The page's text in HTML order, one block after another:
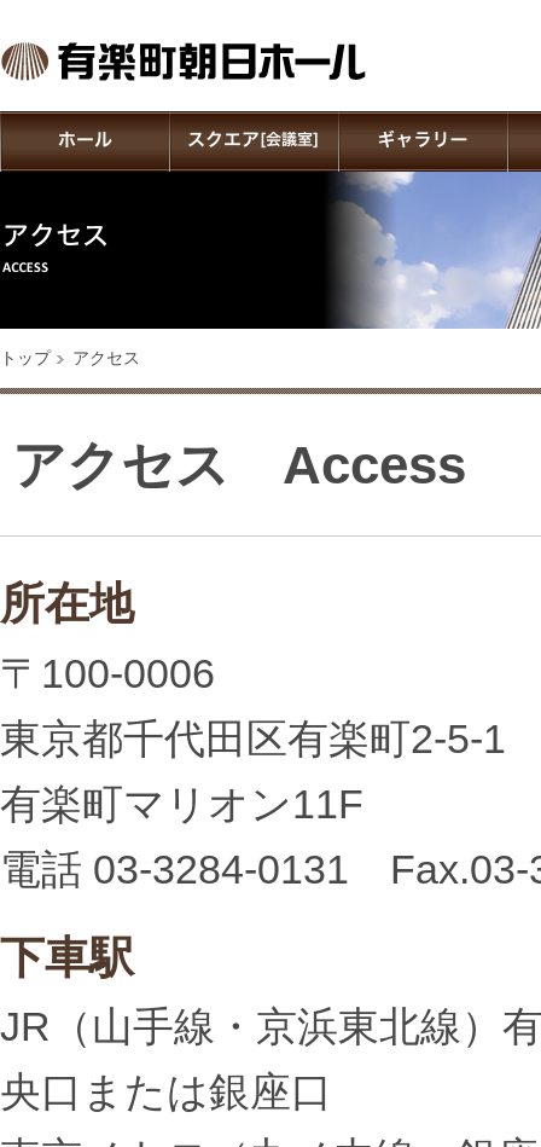
トップ アクセス
アクセス Access
所在地
〒100-0006
東京都千代田区有楽町2-5-1
有楽町マリオン11F
電話 03-3284-0131 Fax.03-
下車駅
JR（山手線・京浜東北線）
央口または銀座口